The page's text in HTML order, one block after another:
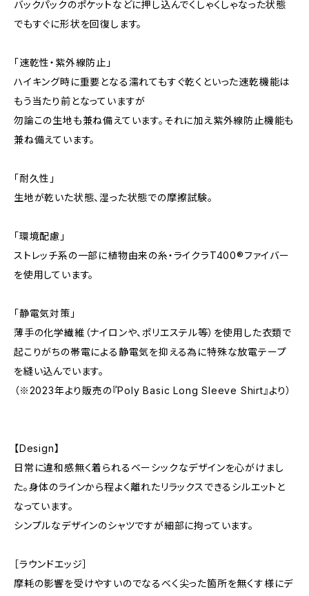
バックパックのポケットなどに押し込んでくしゃくしゃなった状態
でもすぐに形状を回復します。
「速乾性・紫外線防止」
ハイキング時に重要となる濡れてもすぐ乾くといった速乾機能は
もう当たり前となっていますが
勿論この生地も兼ね備えています。それに加え紫外線防止機能も
兼ね備えています。
「耐久性」
生地が乾いた状態、湿った状態での摩擦試験。
「環境配慮」
ストレッチ系の一部に植物由来の糸・ライクラT400®ファイバー
を使用しています。
「静電気対策」
薄手の化学繊維（ナイロンや、ポリエステル等）を使用した衣類で
起こりがちの帯電による静電気を抑える為に特殊な放電テープ
を縫い込んでいます。
（※2023年より販売の『Poly Basic Long Sleeve Shirt』より）
【Design】
日常に違和感無く着られるベーシックなデザインを心がけまし
た。身体のラインから程よく離れたリラックスできるシルエットと
なっています。
シンプルなデザインのシャツですが細部に拘っています。
［ラウンドエッジ］
摩耗の影響を受けやすいのでなるべく尖った箇所を無くす様にデ